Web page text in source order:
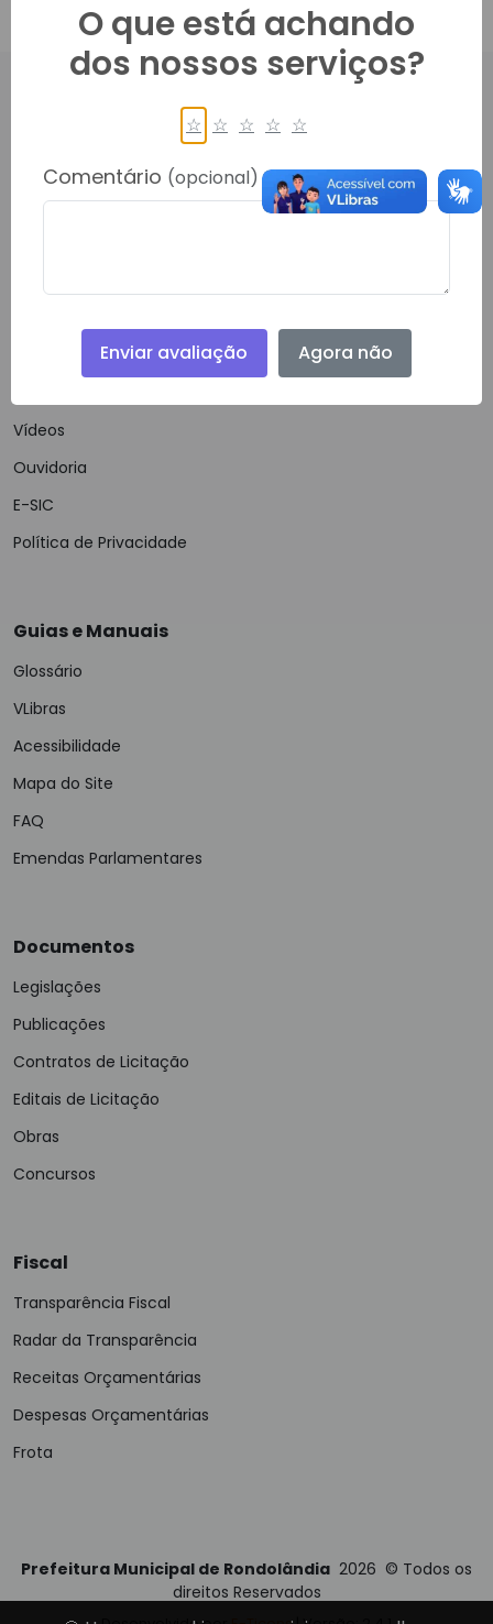
PRINCIPAL, 450, CENTRO
RONDOLANDIA- 78338000
Telefone: (66) 40622-778
Navegação
Vídeos
Ouvidoria
E-SIC
Política de Privacidade
Guias e Manuais
Glossário
VLibras
Acessibilidade
Mapa do Site
FAQ
Emendas Parlamentares
Documentos
Legislações
Publicações
Contratos de Licitação
Editais de Licitação
Obras
Concursos
Fiscal
Transparência Fiscal
Radar da Transparência
Receitas Orçamentárias
Despesas Orçamentárias
Frota
Prefeitura Municipal de Rondolândia 2026 © Todos os
direitos Reservados
O que está achando
dos nossos serviços?
☆ ☆ ☆ ☆ ☆
Comentário (opcional)
Enviar avaliação Agora não